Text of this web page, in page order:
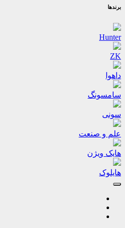
برندها
Hunter
ZK
داهوا
سامسونگ
سونی
علم و صنعت
هایک ویژن
هایلوک